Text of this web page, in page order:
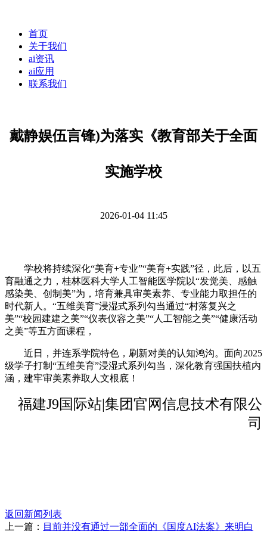
首页
关于我们
ai资讯
ai应用
联系我们
戴静娱伍言锋)为落实《教育部关于全面
实施学校
2026-01-04 11:45
学校将持续深化“美育+专业”“美育+实践”径，此后，以五
育融通之力，桂林医科大学人工智能医学院以“发觉美、感触
感染美、创制美”为，培育兼具审美素养、专业能力取担任的
时代新人。“五维美育”浸湿式系列勾当通过“村落复兴之
美”“校园建建之美”“仪表仪容之美”“人工智能之美”“健康活动
之美”等五方面课程，
近日，并连系学院特色，刷新对美的认知鸿沟。面向2025
级学子打制“五维美育”浸湿式系列勾当，深化教育强国扶植内
涵，建牢审美素养取人文根底！
福建J9国际站|集团官网信息技术有限公
司
返回新闻列表
上一篇： 目前并没有通过一部全面的《国度AI法案》来明白